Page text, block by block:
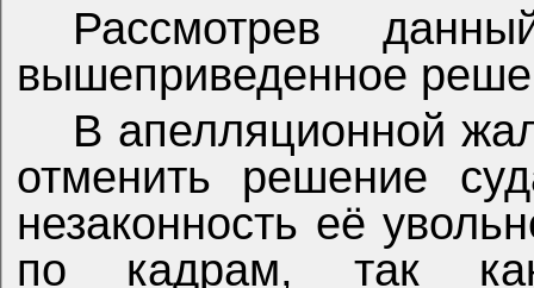
Рассмотрев
вышеприведенное
В апелляционной
отменить решение
незаконность её
по кадрам, так